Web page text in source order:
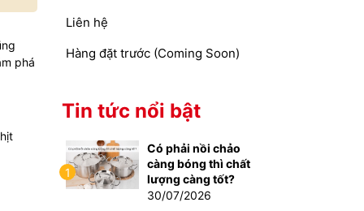
phá
Liên hệ
Hàng đặt trước (Coming Soon)
Tin tức nổi bật
1
Có phải nồi chảo
càng bóng thì chất
lượng càng tốt?
30/07/2026